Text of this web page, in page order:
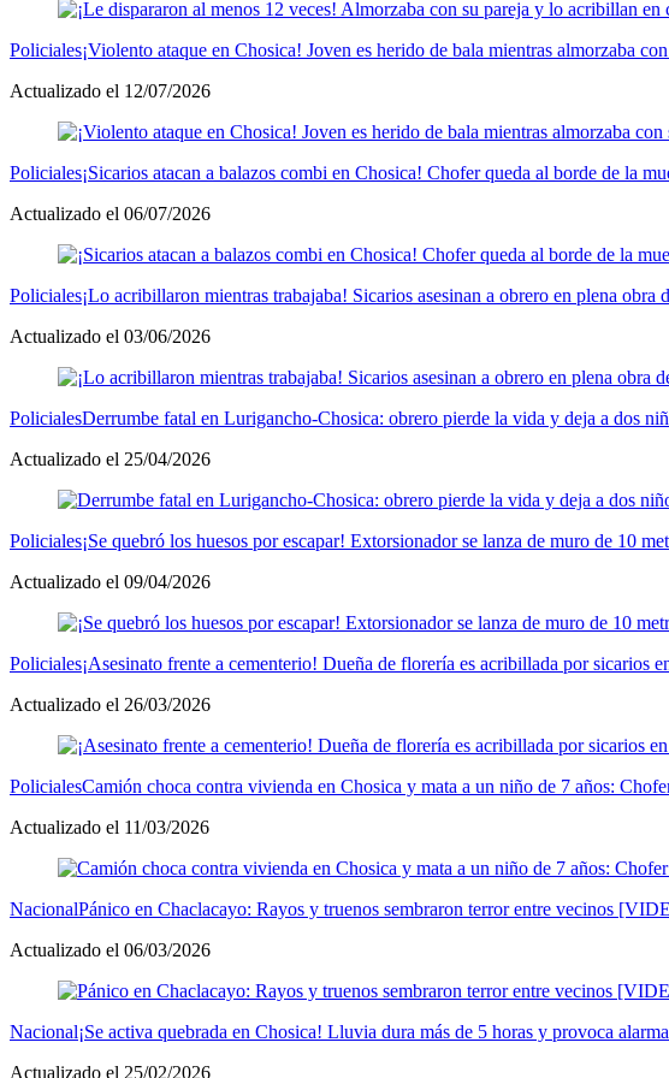
Policiales¡Violento ataque en Chosica! Joven es herido de bala mientras almorzaba
Actualizado el 12/07/2026
Policiales¡Sicarios atacan a balazos combi en Chosica! Chofer queda al borde de la
Actualizado el 06/07/2026
Policiales¡Lo acribillaron mientras trabajaba! Sicarios asesinan a obrero en plena obra
Actualizado el 03/06/2026
PolicialesDerrumbe fatal en Lurigancho-Chosica: obrero pierde la vida y deja a dos
Actualizado el 25/04/2026
Policiales¡Se quebró los huesos por escapar! Extorsionador se lanza de muro de 10
Actualizado el 09/04/2026
Policiales¡Asesinato frente a cementerio! Dueña de florería es acribillada por sicarios
Actualizado el 26/03/2026
PolicialesCamión choca contra vivienda en Chosica y mata a un niño de 7 años:
Actualizado el 11/03/2026
NacionalPánico en Chaclacayo: Rayos y truenos sembraron terror entre vecinos
Actualizado el 06/03/2026
Nacional¡Se activa quebrada en Chosica! Lluvia dura más de 5 horas y provoca
Actualizado el 25/02/2026